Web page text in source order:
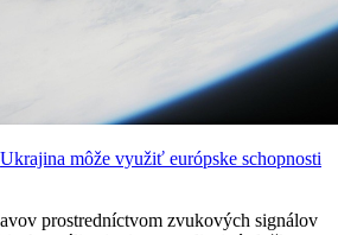
Ukrajina môže využiť európske schopnosti
prostredníctvom zvukových signálov